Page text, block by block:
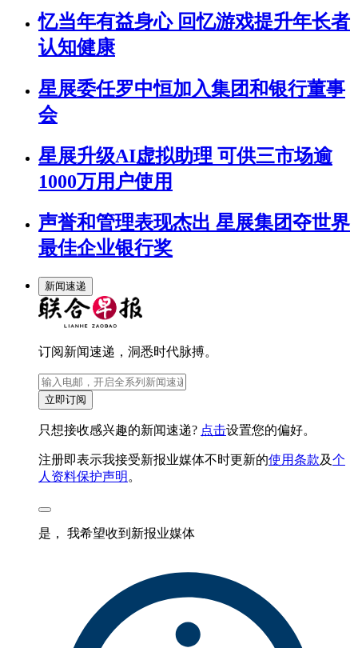
忆当年有益身心 回忆游戏提升年长者
认知健康
星展委任罗中恒加入集团和银行董事
会
星展升级AI虚拟助理 可供三市场逾
1000万用户使用
声誉和管理表现杰出 星展集团夺世界
最佳企业银行奖
新闻速递
订阅新闻速递，洞悉时代脉搏。
立即订阅
只想接收感兴趣的新闻速递? 点击设置您的偏好。
注册即表示我接受新报业媒体不时更新的使用条款及个
人资料保护声明 。
是， 我希望收到新报业媒体